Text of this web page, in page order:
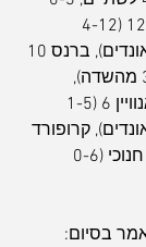
(4-6 מהשדה), ארצי 9 (3-5 מהשדה),
5 מהקו, 7 ריבאונדים), קרופורד
בסיום: